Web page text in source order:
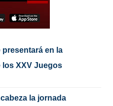
en la
los XXV Juegos
la jornada